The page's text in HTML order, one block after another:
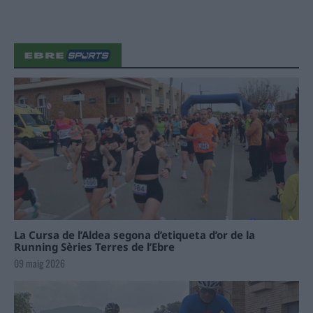
La Cursa de l’Aldea segona d’etiqueta d’or de la
Running Sèries Terres de l’Ebre
09 maig 2026